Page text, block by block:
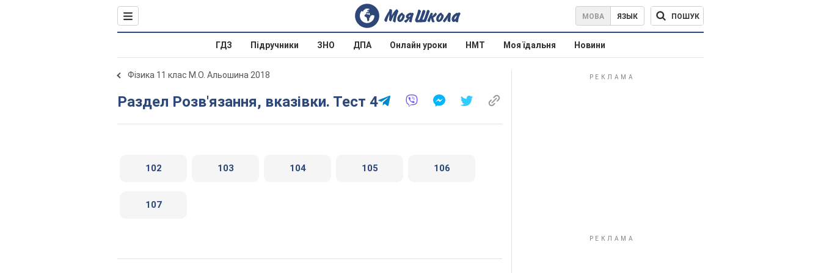
МОВА ЯЗЫК ПОШУК
ГДЗ Підручники ЗНО ДПА Онлайн уроки НМТ Моя їдальня Новини
Фізика 11 клас М.О. Альошина 2018
Раздел Розв'язання, вказівки. Тест 4
102 103 104 105 106
107